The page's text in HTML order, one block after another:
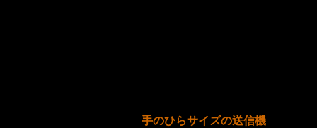
手のひらサイズの送信機